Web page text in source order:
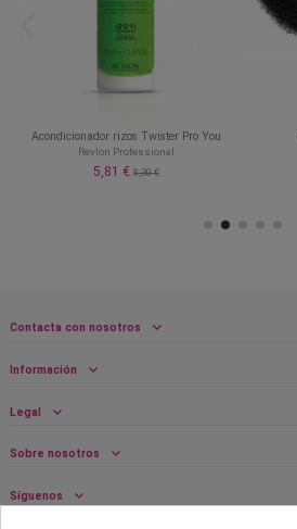
Acondicionador rizos Twister Pro You
Revlon Professional
5,81 € 8,30 €
Contacta con nosotros
Información
Legal
Sobre nosotros
Síguenos